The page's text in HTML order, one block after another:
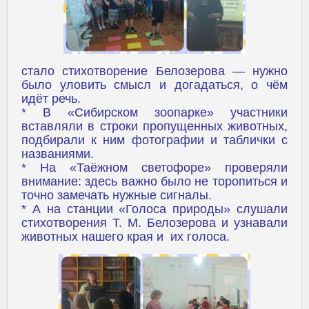
стало стихотворение Белозерова — нужно
было уловить смысл и догадаться, о чём
идёт речь.
* В «Сибирском зоопарке» участники
вставляли в строки пропущенных животных,
подбирали к ним фотографии и таблички с
названиями.
* На «Таёжном светофоре» проверяли
внимание: здесь важно было не торопиться и
точно замечать нужные сигналы.
* А на станции «Голоса природы» слушали
стихотворения Т. М. Белозерова и узнавали
животных нашего края и их голоса.